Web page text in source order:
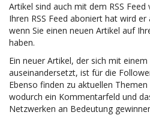
Artikel sind auch mit dem RSS
Ihren RSS Feed aboniert hat wird
wenn Sie einen neuen Artikel auf
haben.
Ein neuer Artikel, der sich mit
auseinandersetzt, ist für die
Ebenso finden zu aktuellen
wodurch ein Kommentarfeld und
Netzwerken an Bedeutung